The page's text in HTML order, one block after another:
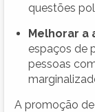
questões
Melhorar a
espaços de
pessoas
A promoção